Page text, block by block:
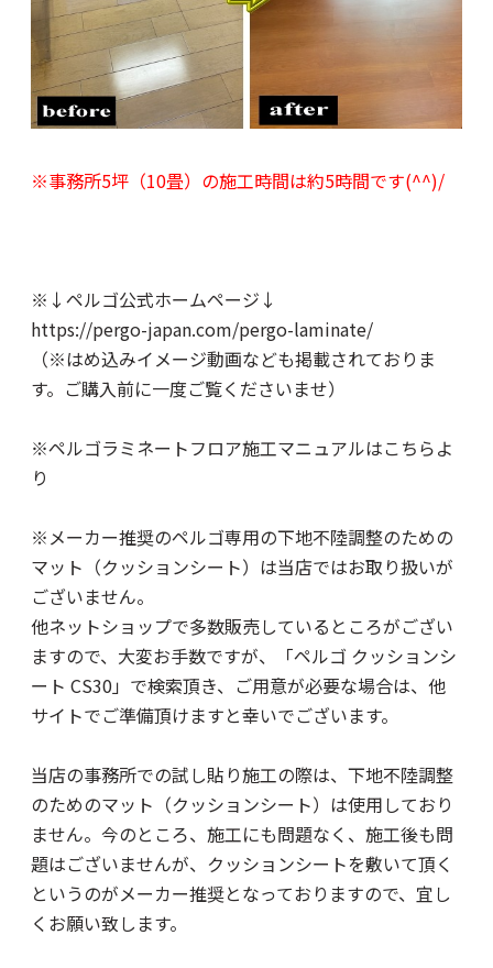
※事務所5坪（10畳）の施工時間は約5時間です(^^)/
※↓ペルゴ公式ホームページ↓
https://pergo-japan.com/pergo-laminate/
（※はめ込みイメージ動画なども掲載されておりま
す。ご購入前に一度ご覧くださいませ）
※ペルゴラミネートフロア施工マニュアルはこちらよ
り
※メーカー推奨のペルゴ専用の下地不陸調整のための
マット（クッションシート）は当店ではお取り扱いが
ございません。
他ネットショップで多数販売しているところがござい
ますので、大変お手数ですが、「ペルゴ クッションシ
ート CS30」で検索頂き、ご用意が必要な場合は、他
サイトでご準備頂けますと幸いでございます。
当店の事務所での試し貼り施工の際は、下地不陸調整
のためのマット（クッションシート）は使用しており
ません。今のところ、施工にも問題なく、施工後も問
題はございませんが、クッションシートを敷いて頂く
というのがメーカー推奨となっておりますので、宜し
くお願い致します。